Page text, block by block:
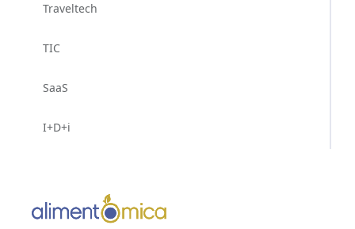
Traveltech
TIC
SaaS
I+D+i